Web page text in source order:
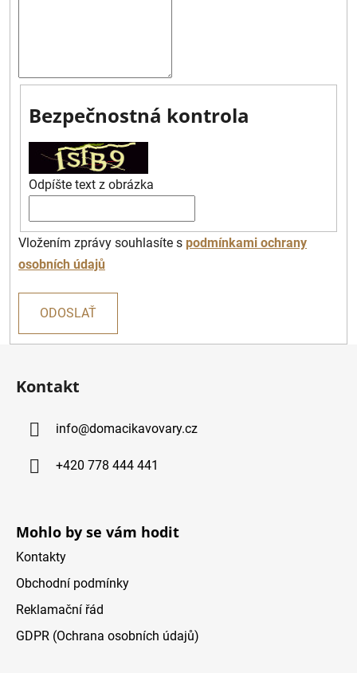
Bezpečnostná kontrola
Odpíšte text z obrázka
Vložením zprávy souhlasíte s podmínkami ochrany
osobních údajů
ODOSLAŤ
Kontakt
info@domacikavovary.cz
+420 778 444 441
Mohlo by se vám hodit
Kontakty
Obchodní podmínky
Reklamační řád
GDPR (Ochrana osobních údajů)